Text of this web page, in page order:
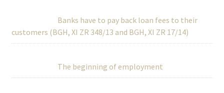
Banks have to pay back loan fees to their
customers (BGH, XI ZR 348/13 and BGH, XI ZR 17/14)
The beginning of employment